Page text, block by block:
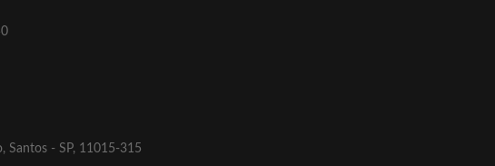
Santos - SP, 11015-315